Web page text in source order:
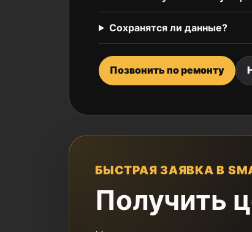
Сохранятся ли данные?
Позвонить по ремонту
БЫСТРАЯ ЗАЯВКА В
Получить